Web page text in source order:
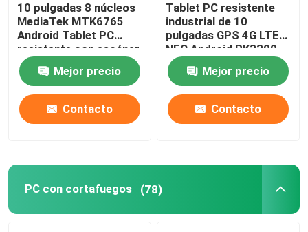
10 pulgadas 8 núcleos
MediaTek MTK6765
Android Tablet PC
resistente con escáner
de huellas dactilares
NFC
Mejor precio
Contacto
Tablet PC resistente
industrial de 10
pulgadas GPS 4G LTE
NFC Android RK3399
IP67 con RS232 COM
Mejor precio
Contacto
PC con cortafuegos (78)